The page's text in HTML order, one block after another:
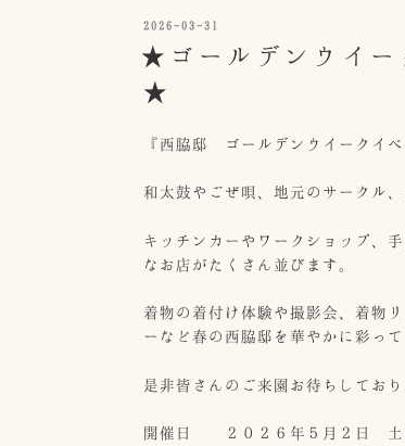
投
日:
2026-03-31
★ゴールデンウイー
★
『西脇邸 ゴールデンウイークイベ
和太鼓やごぜ唄、地元のサークル
キッチンカーやワークショップ、
なお店がたくさん並びます。
着物の着付け体験や撮影会、着物
ーなど春の西脇邸を華やかに彩って
是非皆さんのご来園お待ちしており
開催日 ２０２６年５月２日 土